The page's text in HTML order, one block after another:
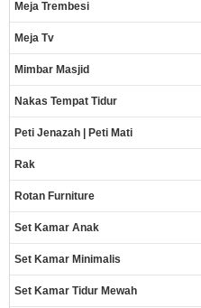
Meja Trembesi
Meja Tv
Mimbar Masjid
Nakas Tempat Tidur
Peti Jenazah | Peti Mati
Rak
Rotan Furniture
Set Kamar Anak
Set Kamar Minimalis
Set Kamar Tidur Mewah